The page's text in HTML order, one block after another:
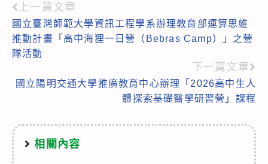
Read
more
articles
上一篇文章
國立臺灣師範大學資訊工程學系辦理教育部運算思維
推動計畫「高中海狸一日營（Bebras Camp）」之營
隊活動
下一篇文章
國立陽明交通大學推廣教育中心辦理「2026高中生人
體探索基礎醫學研習營」課程
相關內容